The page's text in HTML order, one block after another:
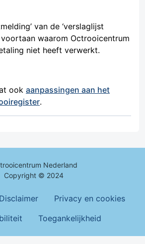
van de ‘verslaglijst
voortaan waarom Octrooicentrum
niet heeft verwerkt.
ook aanpassingen aan het
.
Nederland
Copyright © 2024
Disclaimer
Privacy en cookies
Toegankelijkheid